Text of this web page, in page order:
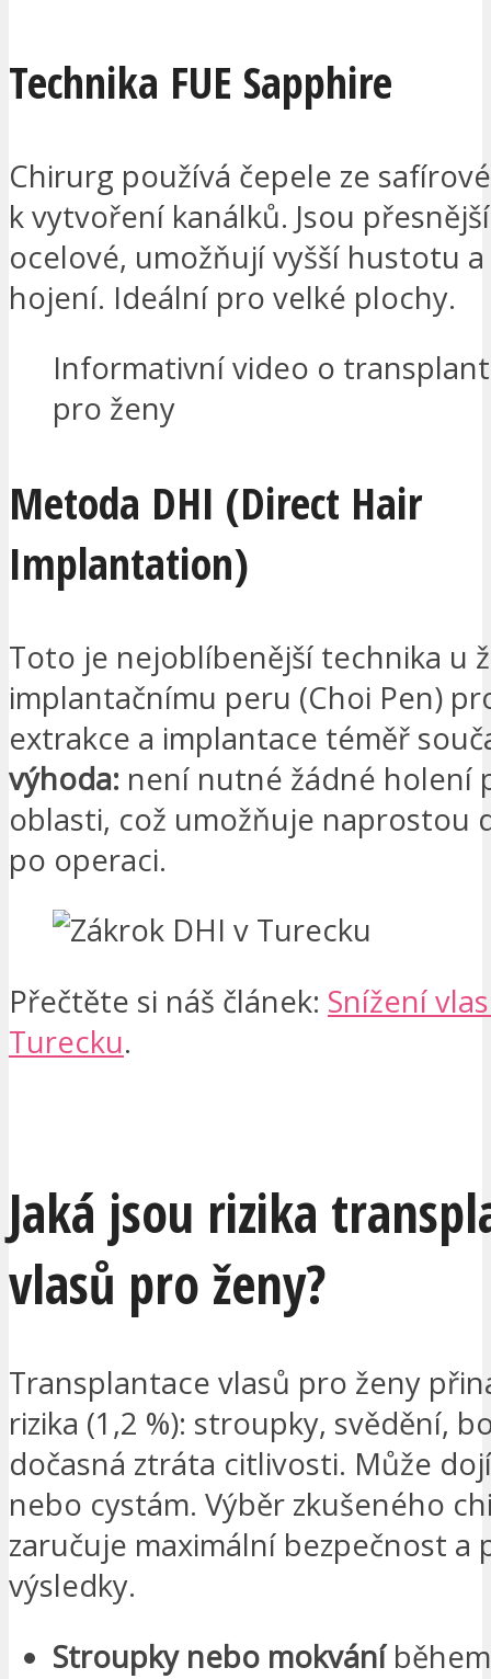
Technika FUE Sapphire
Chirurg používá čepele ze
k vytvoření kanálků. Jsou
ocelové, umožňují vyšší hustotu
hojení. Ideální pro velké plochy.
Informativní video o
pro ženy
Metoda DHI (Direct Hair
Implantation)
Toto je nejoblíbenější technika u
implantačnímu peru (Choi Pen)
extrakce a implantace téměř
výhoda: není nutné žádné holení
oblasti, což umožňuje naprostou
po operaci.
Přečtěte si náš článek: Snížení
Turecku.
Jaká jsou rizika
vlasů pro ženy?
Transplantace vlasů pro ženy
rizika (1,2 %): stroupky, svědění,
dočasná ztráta citlivosti. Může
nebo cystám. Výběr zkušeného
zaručuje maximální bezpečnost a
výsledky.
Stroupky nebo mokvání